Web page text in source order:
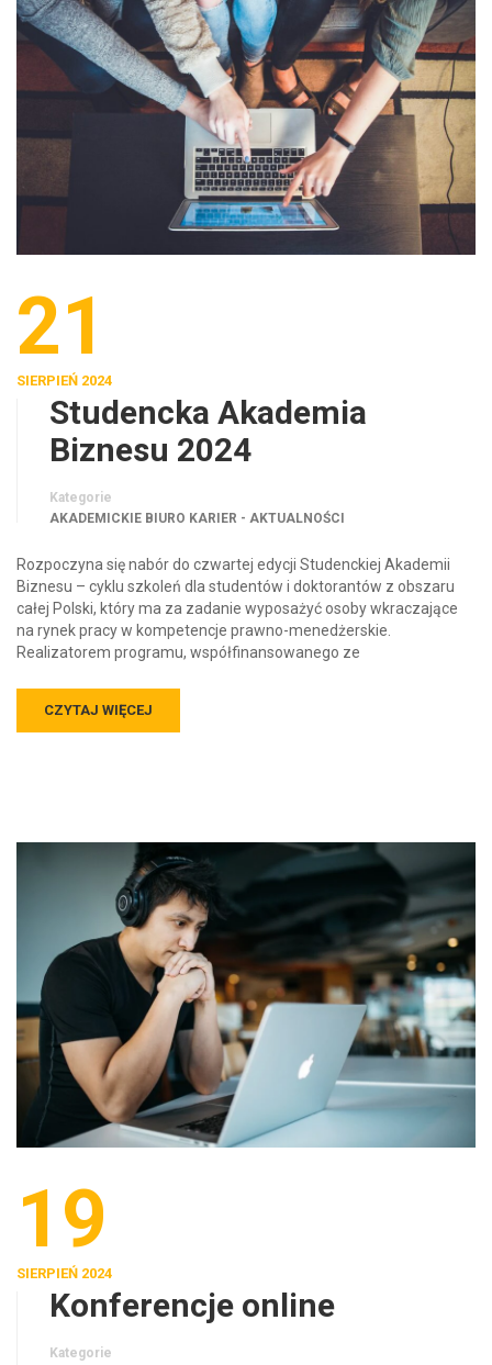
21
SIERPIEŃ 2024
Studencka Akademia
Biznesu 2024
Kategorie
AKADEMICKIE BIURO KARIER - AKTUALNOŚCI
Rozpoczyna się nabór do czwartej edycji Studenckiej Akademii
Biznesu – cyklu szkoleń dla studentów i doktorantów z obszaru
całej Polski, który ma za zadanie wyposażyć osoby wkraczające
na rynek pracy w kompetencje prawno-menedżerskie.
Realizatorem programu, współfinansowanego ze
CZYTAJ WIĘCEJ
19
SIERPIEŃ 2024
Konferencje online
Kategorie